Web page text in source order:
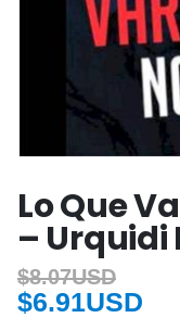
Lo Que
– Urquidi
$8.07USD
$6.91USD